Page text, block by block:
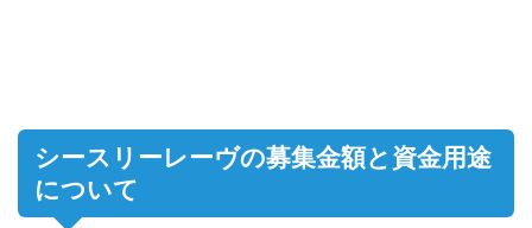
シースリーレーヴの募集金額と資金用途
について